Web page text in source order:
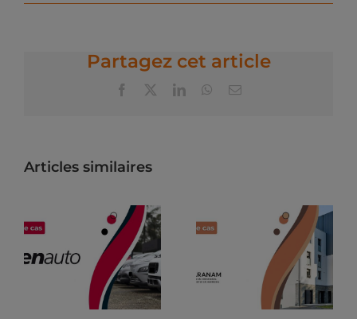
Partagez cet article
Facebook LinkedInWhatsApp
Email
Articles similaires